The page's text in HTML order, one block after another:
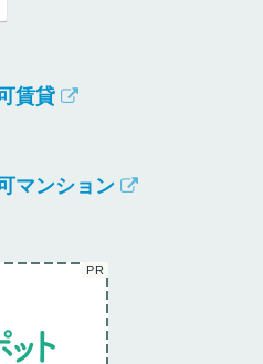
賃貸
マンション